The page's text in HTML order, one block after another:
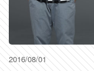
2016/08/01